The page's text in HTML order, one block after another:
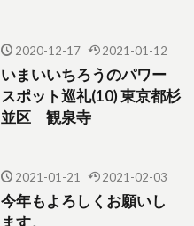
2020-12-17 2021-01-12
いまいいちろうのパワー
スポット巡礼(10) 東京都杉
並区 観泉寺
2021-01-21 2021-02-03
今年もよろしくお願いし
ます。